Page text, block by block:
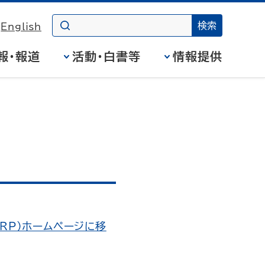
English
・報道 活動・白書等 情報提供
）ホームページに移